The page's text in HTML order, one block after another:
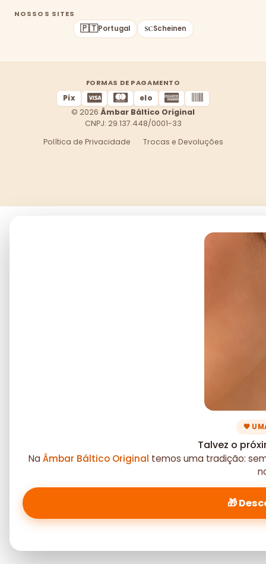
NOSSOS SITES
🇵🇹Portugal Scheinen
FORMAS DE PAGAMENTO
Pix
elo
© 2026 Âmbar Báltico Original
CNPJ: 29.137.448/0001-33
Política de Privacidade
Trocas e Devoluções
🧡
Talvez o
NaÂmbar Báltico Original temos uma tradição:
🎁